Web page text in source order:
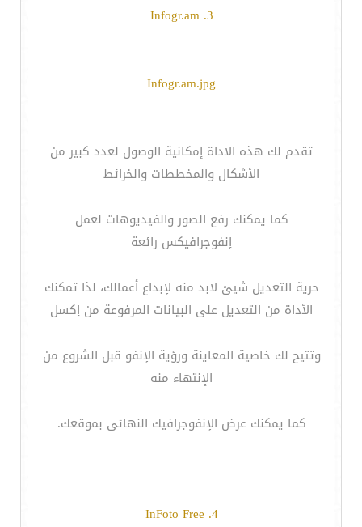
3. Infogr.am
Infogr.am.jpg
تقدم لك هذه الاداة إمكانية الوصول لعدد كبير من
الأشكال والمخططات والخرائط
كما يمكنك رفع الصور والفيديوهات لعمل
إنفوجرافيكس رائعة
حرية التعديل شيئ لابد منه لإبداع أعمالك، لذا تمكنك
الأداة من التعديل على البيانات المرفوعة من إكسل
وتتيح لك خاصية المعاينة ورؤية الإنفو قبل الشروع من
الإنتهاء منه
كما يمكنك عرض الإنفوجرافيك النهائى بموقعك.
4. InFoto Free